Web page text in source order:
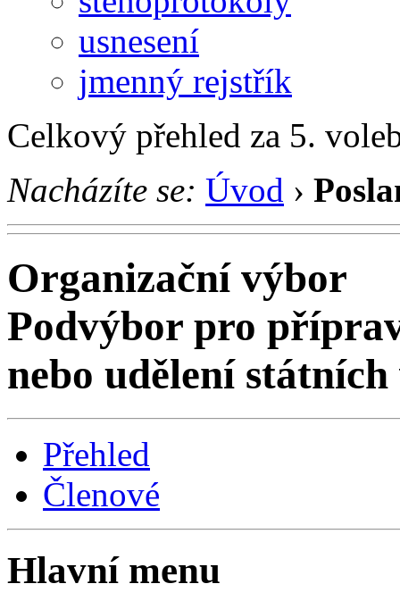
usnesení
jmenný rejstřík
Celkový přehled za 5.
Nacházíte se: Úvod ›
Organizační výbor
Podvýbor pro
nebo udělení
Přehled
Členové
Hlavní menu